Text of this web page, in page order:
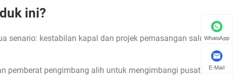
ini?
senario: kestabilan kapal dan projek pemasangan saluran
pemberat pengimbang alih untuk mengimbangi pusat graviti
WhatsApp
E-Mail